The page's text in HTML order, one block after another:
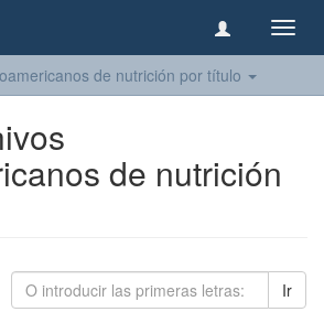
de nutrición por título
de nutrición
Ir